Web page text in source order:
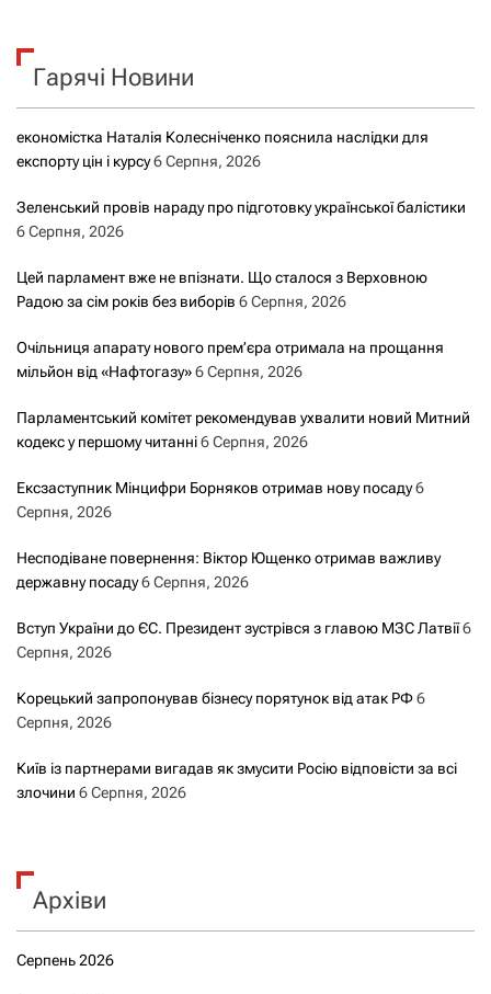
к
Гарячі Новини
економістка Наталія Колесніченко пояснила наслідки для
експорту цін і курсу6 Серпня, 2026
Зеленський провів нараду про підготовку української балістики
6 Серпня, 2026
Цей парламент вже не впізнати. Що сталося з Верховною
Радою за сім років без виборів 6 Серпня, 2026
Очільниця апарату нового прем’єра отримала на прощання
мільйон від «Нафтогазу»6 Серпня, 2026
Парламентський комітет рекомендував ухвалити новий Митний
кодекс у першому читанні6 Серпня, 2026
Ексзаступник Мінцифри Борняков отримав нову посаду6
Серпня, 2026
Несподіване повернення: Віктор Ющенко отримав важливу
державну посаду6 Серпня, 2026
Вступ України до ЄС. Президент зустрівся з главою МЗС Латвії6
Серпня, 2026
Корецький запропонував бізнесу порятунок від атак РФ6
Серпня, 2026
Київ із партнерами вигадав як змусити Росію відповісти за всі
злочини 6 Серпня, 2026
Архіви
Серпень 2026